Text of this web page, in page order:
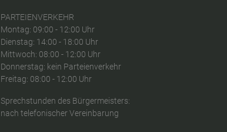
PARTEIENVERKEHR
Montag: 09:00 - 12:00 Uhr
Dienstag: 14:00 - 18:00 Uhr
Mittwoch: 08:00 - 12:00 Uhr
Donnerstag: kein Parteienverkehr
Freitag: 08:00 - 12:00 Uhr
Sprechstunden des Bürgermeisters:
nach telefonischer Vereinbarung